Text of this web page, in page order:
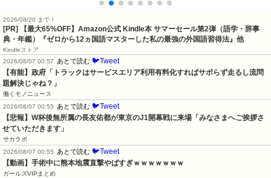
2026/08/20 まで！
[PR]
【最大65%OFF】Amazon公式 Kindle本 サマーセール第2弾（語学・辞事
典・年鑑）『ゼロから12ヵ国語マスターした私の最強の外国語習得法』他
Kindleストア
2026/08/07 00:57
あとで読む 🐦Tweet
【有能】政府「トラックはサービスエリア利用有料化すればサボらず走るし流問
題解決じゃね？」
働くモノニュース
2026/08/07 00:55
あとで読む 🐦Tweet
【悲報】W杯後無所属の長友佑都が東京のJ1開幕戦に来場「みなさまへご挨拶さ
せていただきます」
サカラボ
2026/08/07 00:55
あとで読む 🐦Tweet
【動画】手術中に熊本地震直撃やばすぎｗｗｗｗｗｗｗ
ガールズVIPまとめ